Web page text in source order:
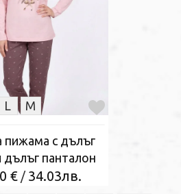
L M
пижама с дълъг
дълъг панталон
€/ 34.03лв.